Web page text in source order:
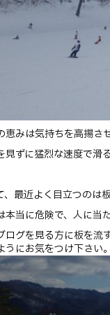
恵みは気持ちを高揚さ
見ずに猛烈な速度で滑
、最近よく目立つのは
本当に危険で、人に当
ログを見る方に板を流
うにお気をつけ下さい。